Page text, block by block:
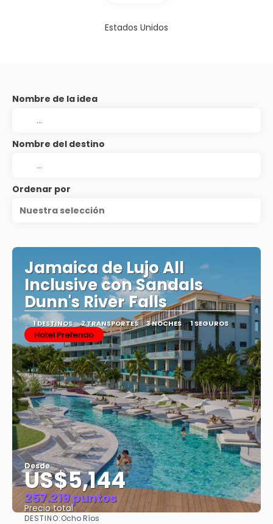
Estados Unidos
Nombre de la idea
Nombre del destino
Ordenar por
Nuestra selección
Jamaica de Lujo All
Inclusive con Sandals
Dunn's River Falls
1 DESTINOS 2 TRANSPORTES 3 NOCHES 1 SEGUROS
Hotel Preferido
Desde
US$5,144
257.219 puntos
Precio total
DESTINO:Ocho Ríos